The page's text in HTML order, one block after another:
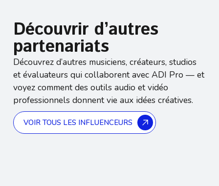
Découvrir d’autres
partenariats
Découvrez d’autres musiciens, créateurs, studios
et évaluateurs qui collaborent avec ADI Pro — et
voyez comment des outils audio et vidéo
professionnels donnent vie aux idées créatives.
VOIR TOUS LES INFLUENCEURS